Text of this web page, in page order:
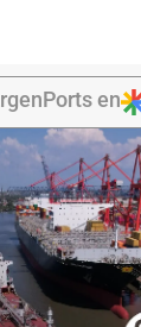
en